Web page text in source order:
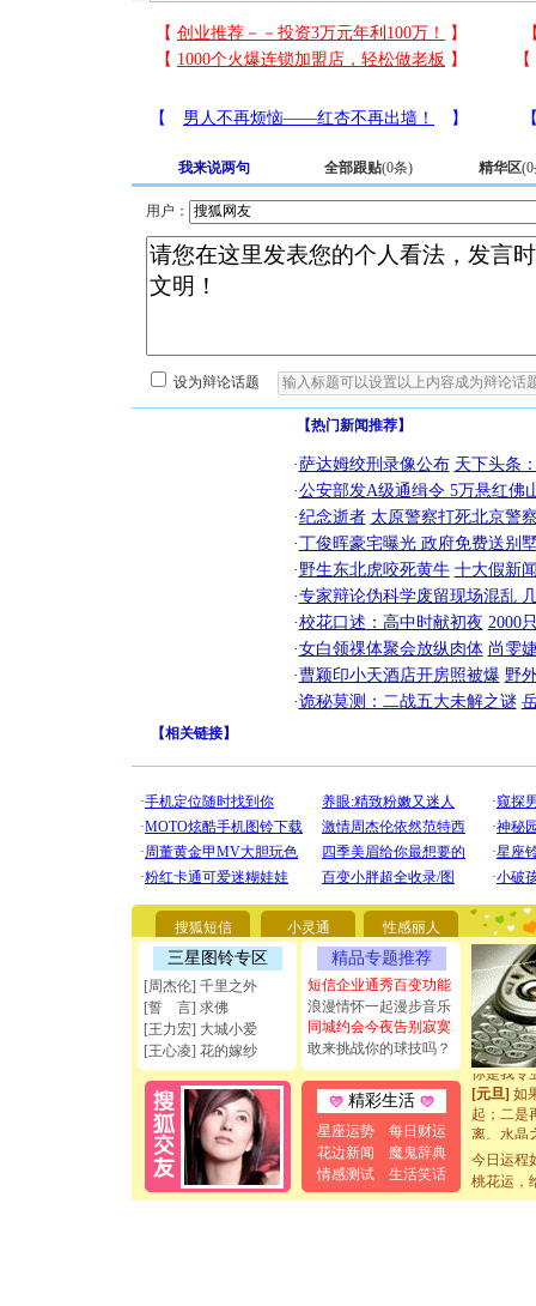
我来说两句 全部跟贴(0条) 精华区(0
用户：
设为辩论话题
【热门新闻推荐】
·萨达姆绞刑录像公布 天下头条
·公安部发A级通缉令 5万悬红佛
·纪念逝者 太原警察打死北京警
·丁俊晖豪宅曝光 政府免费送别
·野生东北虎咬死黄牛 十大假新
·专家辩论伪科学废留现场混乱
·校花口述：高中时献初夜 2000
·女白领祼体聚会放纵肉体 尚雯
·曹颖印小天酒店开房照被爆 野
·诡秘莫测：二战五大未解之谜
【相关链接】
搜狐短信 小灵通 性感丽人
三星图铃专区
[周杰伦] 千里之外
[誓 言] 求佛
[王力宏] 大城小爱
[王心凌] 花的嫁纱
精品专题推荐
短信企业通秀百变功能
浪漫情怀一起漫步音乐
同城约会今夜告别寂寞
敢来挑战你的球技吗？
精彩生活
星座运势
每日财运
花边新闻
魔鬼辞典
情感测试
生活笑话
[圣诞节]
你太多
要平安！
[圣诞节]
能正大光
天都要快
[圣诞节]
如意,快
[元旦]看
断电。爱
你是我专
[元旦]如
起；二是
离。水晶
泣，这痛
卖了。水
今日运程
桃花运，